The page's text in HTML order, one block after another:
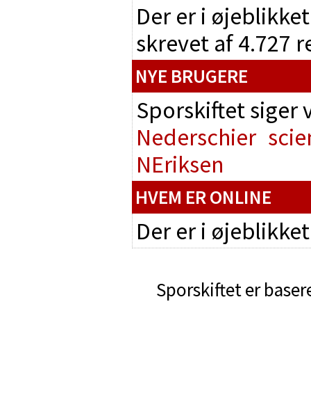
Der er i
skrevet af 4.727
NYE BRUGERE
Sporskiftet
Nederschier
NEriksen
HVEM ER ONLINE
Der er i
Sporskiftet er